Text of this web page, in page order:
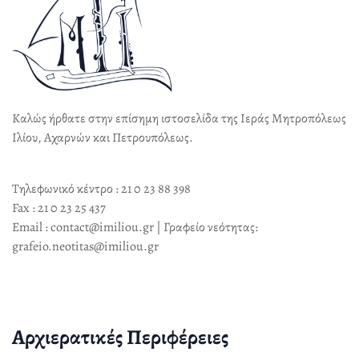
Καλώς ήρθατε στην επίσημη ιστοσελίδα της Ιεράς Μητροπόλεως
Ιλίου, Αχαρνών και Πετρουπόλεως.
Τηλεφωνικό κέντρο : 21 0 23 88 398
Fax : 21 0 23 25 437
Email : contact@imiliou.gr | Γραφείο νεότητας:
grafeio.neotitas@imiliou.gr
Αρχιερατικές Περιφέρειες